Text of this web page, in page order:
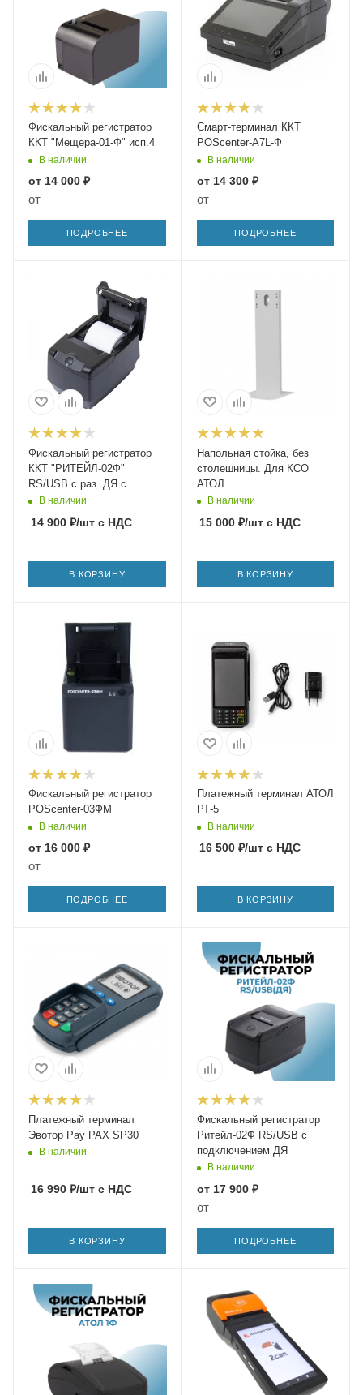
Фискальный регистратор
ККТ "Мещера-01-Ф" исп.4
В наличии
от 14 000 ₽
от
ПОДРОБНЕЕ
Смарт-терминал ККТ
POScenter-A7L-Ф
В наличии
от 14 300 ₽
от
ПОДРОБНЕЕ
Фискальный регистратор
ККТ "РИТЕЙЛ-02Ф"
RS/USB с раз. ДЯ с
автоотрезчиком (черный)
В наличии
14 900 ₽/шт с НДС
В КОРЗИНУ
Напольная стойка, без
столешницы. Для КСО
АТОЛ
В наличии
15 000₽/штс НДС
В КОРЗИНУ
Фискальный регистратор
POScenter-03ФМ
В наличии
от 16 000 ₽
от
ПОДРОБНЕЕ
Платежный терминал АТОЛ
РТ-5
В наличии
16 500₽/штс НДС
В КОРЗИНУ
Платежный терминал
Эвотор Pay PAX SP30
В наличии
16 990 ₽/шт с НДС
В КОРЗИНУ
Фискальный регистратор
Ритейл-02Ф RS/USB с
подключением ДЯ
В наличии
от 17 900 ₽
от
ПОДРОБНЕЕ